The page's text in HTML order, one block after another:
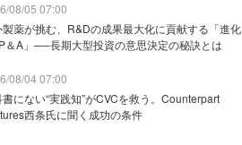
08/05 07:00
製薬が挑む、R&Dの成果最大化に貢献する「進化
＆A」──長期大型投資の意思決定の秘訣とは
08/04 07:00
にない“実践知”がCVCを救う。Counterpart
西条氏に聞く成功の条件